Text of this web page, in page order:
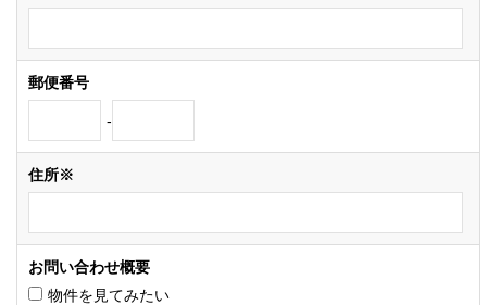
郵便番号
-
住所※
お問い合わせ概要
物件を見てみたい